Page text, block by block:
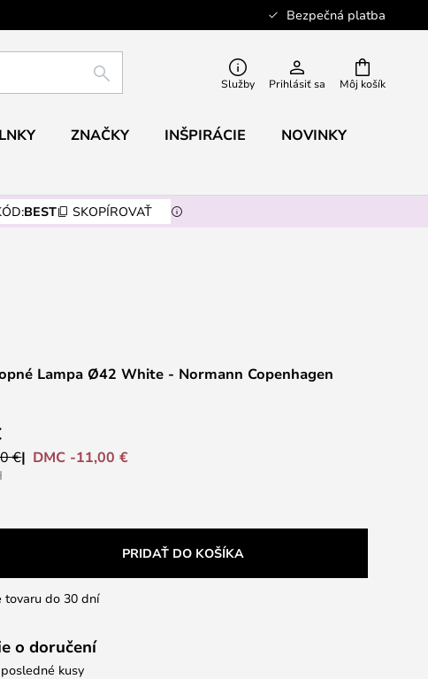
Bezpečná platba
Môj košík
HĽADAŤ Služby Prihlásiť sa
ZNAČKY INŠPIRÁCIE NOVINKY
BEST SKOPÍROVAŤ
Lampa Ø42 White - Normann Copenhagen
€ DMC -11,00 €
PRIDAŤ DO KOŠÍKA
tovaru do 30 dní
o doručení
kusy